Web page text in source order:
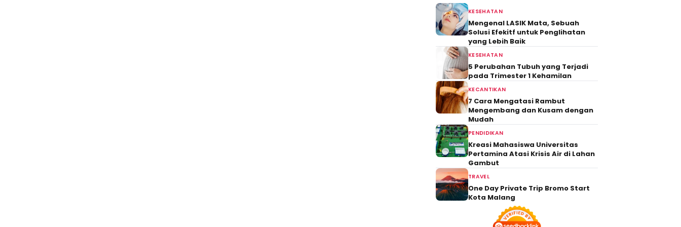
KESEHATAN
Mengenal LASIK Mata, Sebuah
Solusi Efekitf untuk Penglihatan
yang Lebih Baik
KESEHATAN
5 Perubahan Tubuh yang Terjadi
pada Trimester 1 Kehamilan
KECANTIKAN
7 Cara Mengatasi Rambut
Mengembang dan Kusam dengan
Mudah
PENDIDIKAN
Kreasi Mahasiswa Universitas
Pertamina Atasi Krisis Air di Lahan
Gambut
TRAVEL
One Day Private Trip Bromo Start
Kota Malang